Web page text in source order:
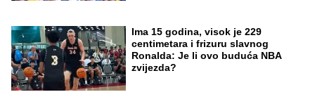
Ima 15 godina, visok je 229
centimetara i frizuru slavnog
Ronalda: Je li ovo buduća NBA
zvijezda?